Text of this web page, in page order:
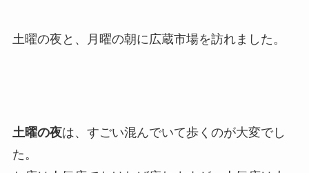
土曜の夜と、月曜の朝に広蔵市場を訪れました。
土曜の夜は、すごい混んでいて歩くのが大変でし
た。